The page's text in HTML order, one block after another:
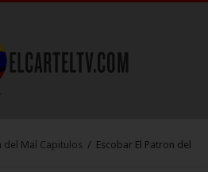
del Mal Capitulos / Escobar El Patron del